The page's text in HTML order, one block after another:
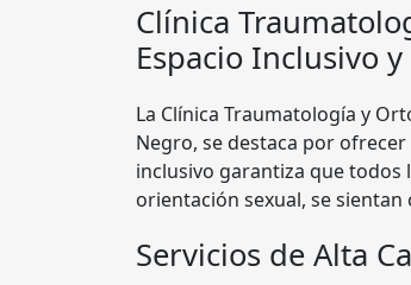
Clínica
Espacio Inclusivo
La Clínica Traumatología y
Negro, se destaca por
inclusivo garantiza que todos
orientación sexual, se
Servicios de Alta